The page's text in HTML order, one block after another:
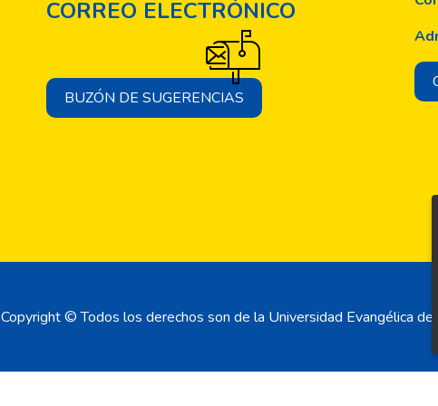
CORREO ELECTRÓNICO
BUZÓN DE SUGERENCIAS
Copyright © Todos los derechos son de la Universidad Evangélica de